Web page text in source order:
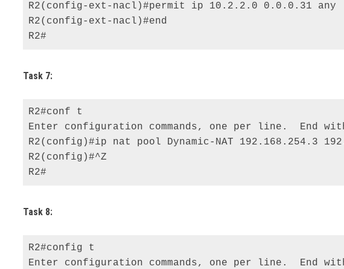
R2(config-ext-nacl)#permit ip 10.2.2.0 0.0.0.31 any
R2(config-ext-nacl)#end
R2#
Task 7:
R2#conf t
Enter configuration commands, one per line.  End
R2(config)#ip nat pool Dynamic-NAT 192.168.254.3
R2(config)#^Z
R2#
Task 8:
R2#config t
Enter configuration commands, one per line.  End